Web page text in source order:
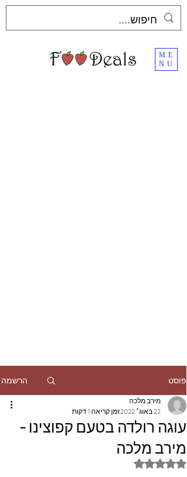
ME
NU
פוסט הרשמה
עוגה רולדה בטעם קפוצינו -
מירב מלכה
מירב מלכה
22 באוג׳ 2022
זמן קריאה 1 דקות
דירוג של NaN מתוך 5 כוכבים